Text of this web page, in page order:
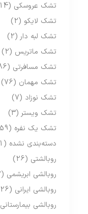
تشک عروسکی (14)
تشک لایکو (2)
تشک لبه دار (2)
تشک ماتریس (2)
تشک مسافرتی (186)
تشک مهمان (76)
تشک نوزاد (7)
تشک ویستر (3)
تشک یک نفره (59)
دسته‌بندی نشده (11)
روبالشتی (26)
روبالشی ابریشمی (2)
روبالشی ایرانی (26)
روبالشی بیمارستانی